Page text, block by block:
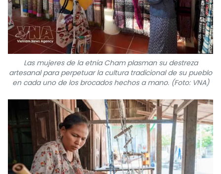
Las mujeres de la etnia Cham plasman su destreza
artesanal para perpetuar la cultura tradicional de su pueblo
en cada uno de los brocados hechos a mano. (Foto: VNA)